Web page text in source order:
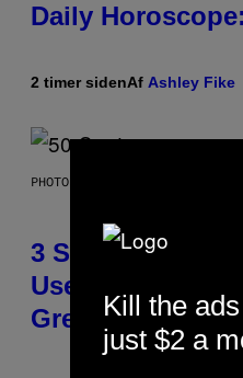
Daily
2 timer sidenAf Ashley Fike
PHOTO BY GREGORY BOJORQUEZ/
3 Songs That
Used As a
Greeting in the
Kill the
just $2 a